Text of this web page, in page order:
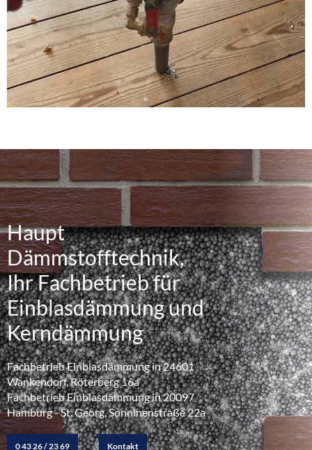
Haupt
Dämmstofftechnik,
Ihr Fachbetrieb für
Einblasdämmung und
Kerndämmung
Fachbetrieb Einblasdämmung in 24601
Wankendorf, Röterberg 16a
Fachbetrieb Einblasdämmung in 20097
Hamburg - St. Georg, Sonninenstraße 22a
0 43 26 / 23 69 Kontakt